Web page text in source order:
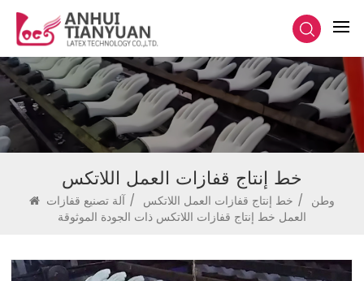
خط إنتاج قفازات العمل اللاتكس
وطن / خط إنتاج قفازات العمل اللاتكس / آلة تصنيع قفازات
العمل خط إنتاج قفازات اللاتكس ذات الجودة الموثوقة